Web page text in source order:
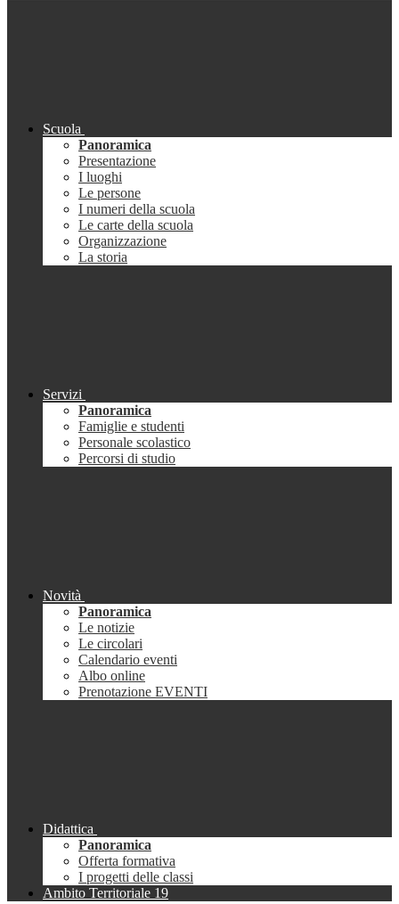
Scuola
Panoramica
Presentazione
I luoghi
Le persone
I numeri della scuola
Le carte della scuola
Organizzazione
La storia
Servizi
Panoramica
Famiglie e studenti
Personale scolastico
Percorsi di studio
Novità
Panoramica
Le notizie
Le circolari
Calendario eventi
Albo online
Prenotazione EVENTI
Didattica
Panoramica
Offerta formativa
I progetti delle classi
Ambito Territoriale 19